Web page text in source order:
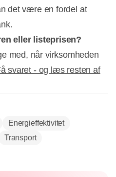
det være en fordel at
eller listeprisen?
med, når virksomheden
svaret - og læs resten af
Energieffektivitet
Transport